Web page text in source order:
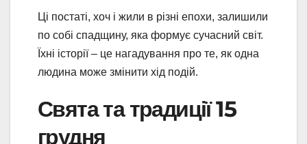
Ці постаті, хоч і жили в різні епохи, залишили
по собі спадщину, яка формує сучасний світ.
Їхні історії – це нагадування про те, як одна
людина може змінити хід подій.
Свята та традиції 15
грудня